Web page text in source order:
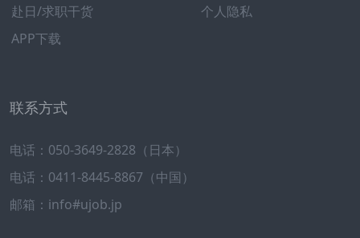
赴日/求职干货
APP下载
个人隐私
联系方式
电话：050-3649-2828（日本）
电话：0411-8445-8867（中国）
邮箱：info#ujob.jp